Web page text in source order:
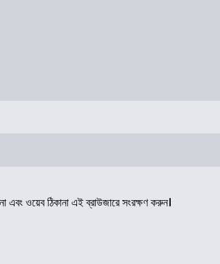
এবং ওয়েব ঠিকানা এই ব্রাউজারে সংরক্ষণ করুন।